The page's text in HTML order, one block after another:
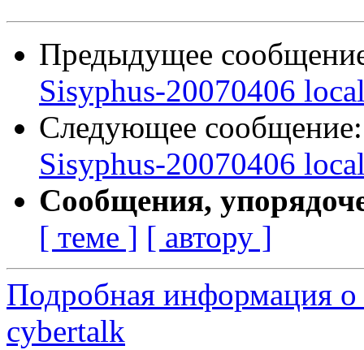
Предыдущее
Sisyphus-20070406
Следующее
Sisyphus-20070406
Сообщения,
[ теме ] [ автору ]
Подробная информация о
cybertalk